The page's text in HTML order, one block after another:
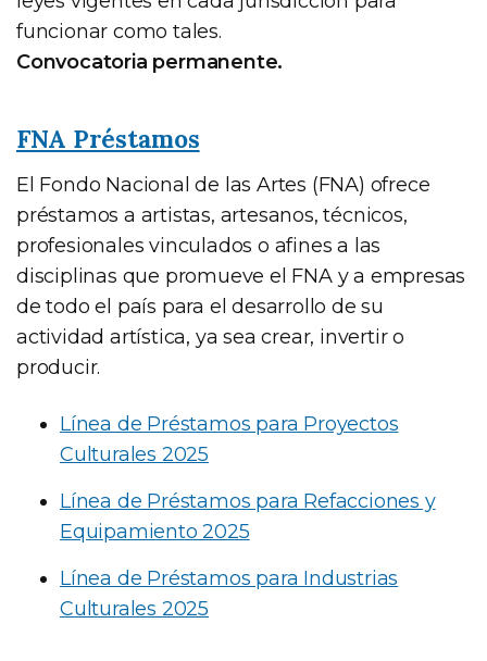
funcionar como tales.
Convocatoria permanente.
FNA Préstamos
El Fondo Nacional de las Artes (FNA) ofrece
préstamos a artistas, artesanos, técnicos,
profesionales vinculados o afines a las
disciplinas que promueve el FNA y a empresas
de todo el país para el desarrollo de su
actividad artística, ya sea crear, invertir o
producir.
Línea de Préstamos para Proyectos
Culturales 2025
Línea de Préstamos para Refacciones y
Equipamiento 2025
Línea de Préstamos para Industrias
Culturales 2025